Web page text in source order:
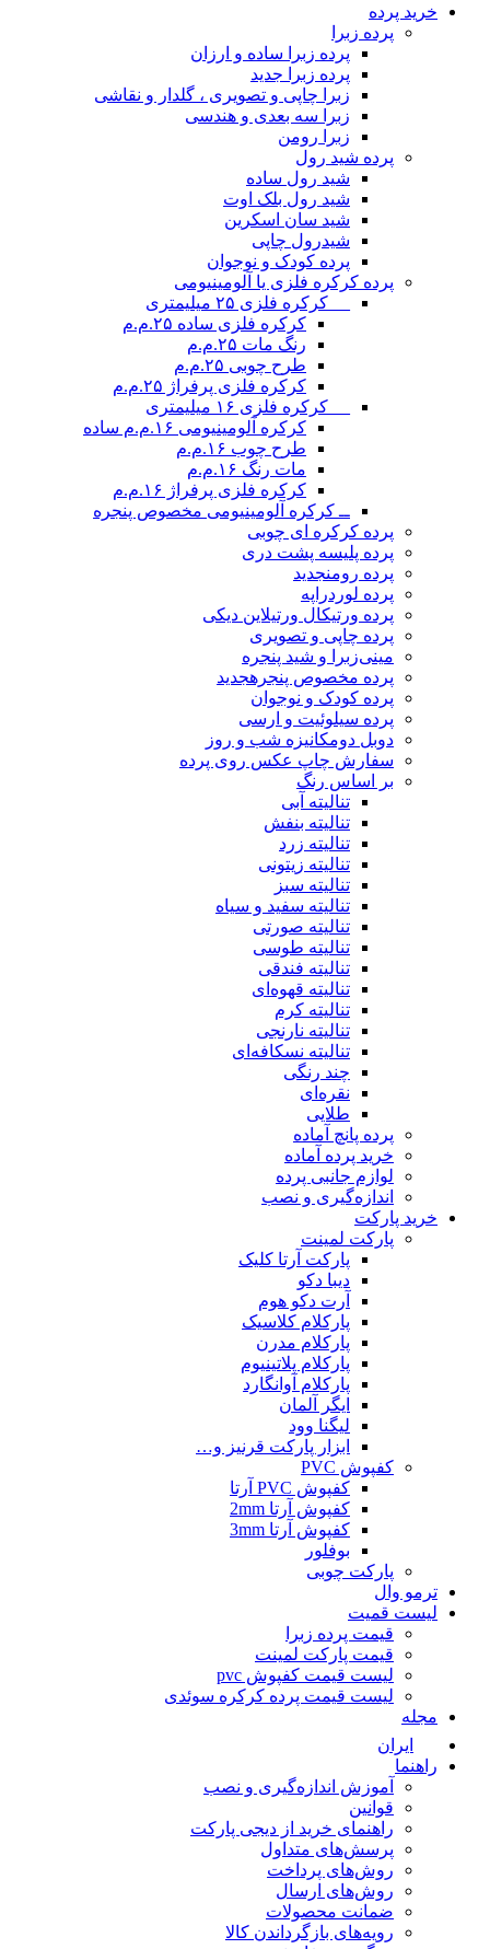
خرید پرده
پرده زبرا
پرده زبرا ساده و ارزان
پرده زبرا جدید
زبرا چاپی و تصویری ، گلدار و نقاشی
زبرا سه بعدی و هندسی
زبرا رومن
پرده شید رول
شید رول ساده
شید رول بلک اوت
شید سان اسکرین
شیدرول چاپی
پرده کودک و نوجوان
پرده کرکره فلزی یا آلومینیومی
__ کرکره فلزی ۲۵ میلیمتری
کرکره فلزی ساده ۲۵.م.م
رنگ مات ۲۵.م.م
طرح چوبی ۲۵.م.م
کرکره فلزی پرفراژ ۲۵.م.م
__ کرکره فلزی ۱۶ میلیمتری
کرکره آلومینیومی ۱۶.م.م ساده
طرح چوب ۱۶.م.م
مات رنگ ۱۶.م.م
کرکره فلزی پرفراژ ۱۶.م.م
ــ کرکره آلومینیومی مخصوص پنجره
پرده کرکره ای چوبی
پرده پلیسه پشت دری
پرده رومنجدید
پرده لوردراپه
پرده ورتیکال ورتیلاین دیکی
پرده چاپی و تصویری
مینی‌زبرا و شید پنجره
پرده مخصوص پنجرهجدید
پرده کودک و نوجوان
پرده سیلوئیت و ارسی
دوبل دومکانیزه شب و روز
سفارش چاپ عکس روی پرده
بر اساس رنگ
تنالیته آبی
تنالیته بنفش
تنالیته زرد
تنالیته زیتونی
تنالیته سبز
تنالیته سفید و سیاه
تنالیته صورتی
تنالیته طوسی
تنالیته فندقی
تنالیته قهوه‌ای
تنالیته کرم
تنالیته نارنجی
تنالیته نسکافه‌ای
چند رنگی
نقره‌ای
طلایی
پرده پانچ آماده
خرید پرده آماده
لوازم جانبی پرده
اندازه‌گیری و نصب
خرید پارکت
پارکت لمینت
پارکت آرتا کلیک
دیبا دکو
آرت دکو هوم
پارکلام کلاسیک
پارکلام مدرن
پارکلام پلاتینیوم
پارکلام آوانگارد
ایگر آلمان
لیگنا وود
ابزار پارکت قرنیز و…
کفپوش PVC
کفپوش PVC آرتا
کفپوش آرتا 2mm
کفپوش آرتا 3mm
بوفلور
پارکت چوبی
ترمو وال
لیست قمیت
قیمت پرده زبرا
قیمت پارکت لمینت
لیست قیمت کفپوش pvc
لیست قیمت پرده کرکره سوئدی
مجله
ایران
راهنما
آموزش اندازه‌گیری و نصب
قوانین
راهنمای خرید از دیجی پارکت
پرسش‌های متداول
روش‌های پرداخت
روش‌های ارسال
ضمانت محصولات
رویه‌های بازگرداندن کالا